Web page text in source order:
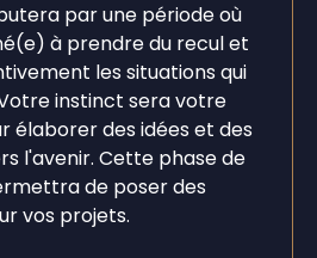
par une période où
à prendre du recul et
les situations qui
instinct sera votre
élaborer des idées et des
l'avenir. Cette phase de
de poser des
vos projets.